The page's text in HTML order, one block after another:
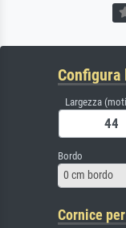
Configura
Largezza
Bordo
0 cm bordo
Cornice